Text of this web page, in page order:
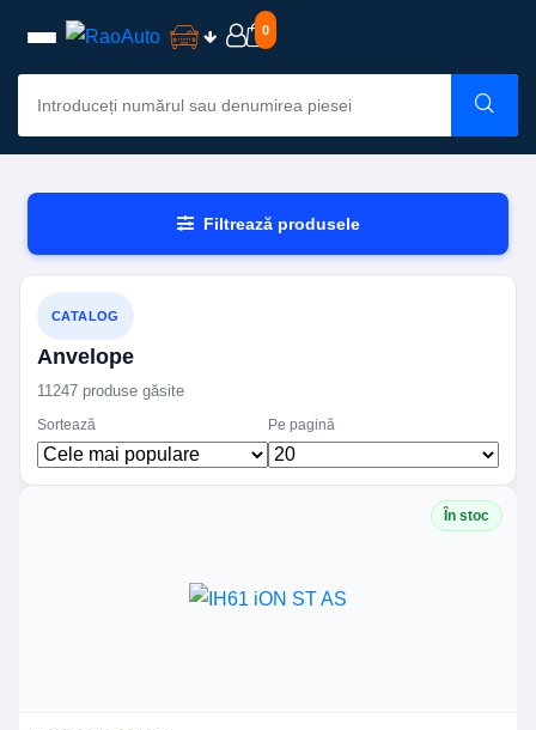
0
Filtrează produsele
CATALOG
Anvelope
11247 produse găsite
Sortează Pe pagină
În stoc